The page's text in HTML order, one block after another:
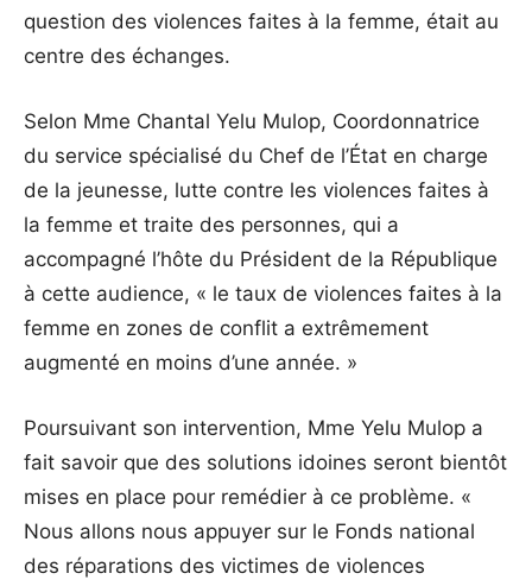
question des violences faites à la femme, était au
centre des échanges.
Selon Mme Chantal Yelu Mulop, Coordonnatrice
du service spécialisé du Chef de l’État en charge
de la jeunesse, lutte contre les violences faites à
la femme et traite des personnes, qui a
accompagné l’hôte du Président de la République
à cette audience, « le taux de violences faites à la
femme en zones de conflit a extrêmement
augmenté en moins d’une année. »
Poursuivant son intervention, Mme Yelu Mulop a
fait savoir que des solutions idoines seront bientôt
mises en place pour remédier à ce problème. «
Nous allons nous appuyer sur le Fonds national
des réparations des victimes de violences